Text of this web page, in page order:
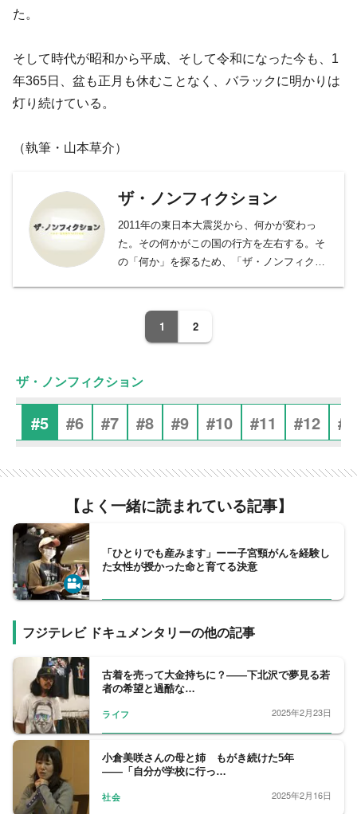
た。
そして時代が昭和から平成、そして令和になった今も、1
年365日、盆も正月も休むことなく、バラックに明かりは
灯り続けている。
（執筆・山本草介）
ザ・ノンフィクション
2011年の東日本大震災から、何かが変わっ
た。その何かがこの国の行方を左右する。そ
の「何か」を探るため、「ザ・ノンフィクシ
係や生き方に焦点をあて、人の心と社会を描
き続けていきます。
1 2
ザ・ノンフィクション
#5 #6 #7 #8 #9 #10 #11 #12
【よく一緒に読まれている記事】
「ひとりでも産みます」ーー子宮頸がんを経験し
た女性が授かった命と育てる決意
フジテレビ ドキュメンタリーの他の記事
古着を売って大金持ちに？――下北沢で夢見る若
者の希望と過酷な…
ライフ 2025年2月23日
小倉美咲さんの母と姉 もがき続けた5年
――「自分が学校に行っ…
社会 2025年2月16日